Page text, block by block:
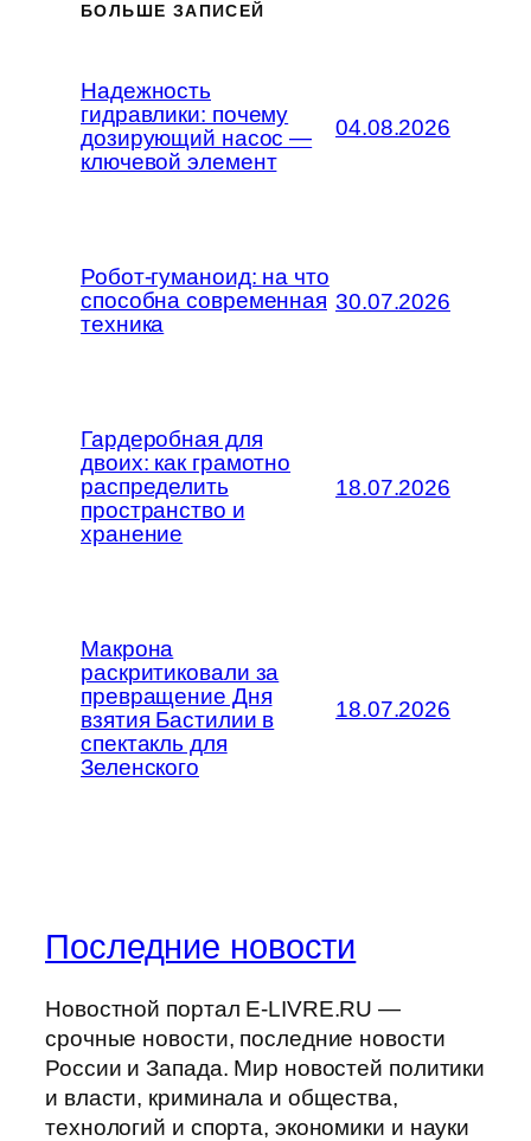
БОЛЬШЕ ЗАПИСЕЙ
Надежность
гидравлики: почему
дозирующий насос —
ключевой элемент
04.08.2026
Робот-гуманоид: на что
способна современная
техника
30.07.2026
Гардеробная для
двоих: как грамотно
распределить
пространство и
хранение
18.07.2026
Макрона
раскритиковали за
превращение Дня
взятия Бастилии в
спектакль для
Зеленского
18.07.2026
Последние новости
Новостной портал E-LIVRE.RU —
срочные новости, последние новости
России и Запада. Мир новостей политики
и власти, криминала и общества,
технологий и спорта, экономики и науки